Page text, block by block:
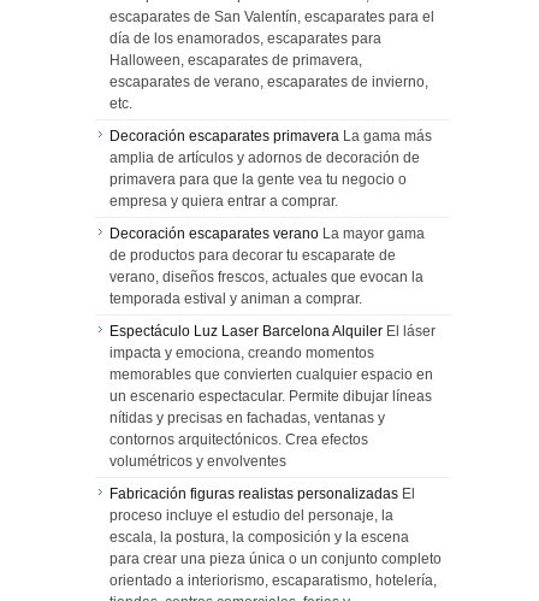
escaparates de San Valentín, escaparates para el
día de los enamorados, escaparates para
Halloween, escaparates de primavera,
escaparates de verano, escaparates de invierno,
etc.
Decoración escaparates primavera La gama más
amplia de artículos y adornos de decoración de
primavera para que la gente vea tu negocio o
empresa y quiera entrar a comprar.
Decoración escaparates verano La mayor gama
de productos para decorar tu escaparate de
verano, diseños frescos, actuales que evocan la
temporada estival y animan a comprar.
Espectáculo Luz Laser Barcelona Alquiler El láser
impacta y emociona, creando momentos
memorables que convierten cualquier espacio en
un escenario espectacular. Permite dibujar líneas
nítidas y precisas en fachadas, ventanas y
contornos arquitectónicos. Crea efectos
volumétricos y envolventes
Fabricación figuras realistas personalizadas El
proceso incluye el estudio del personaje, la
escala, la postura, la composición y la escena
para crear una pieza única o un conjunto completo
orientado a interiorismo, escaparatismo, hotelería,